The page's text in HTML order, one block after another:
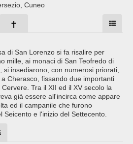
Cuneo
di San Lorenzo si fa risalire per
mille, ai monaci di San Teofredo di
si insediarono, con numerosi priorati,
Cherasco, fissando due importanti
Tra il XII ed il XV secolo la
già essere all'incirca come appare
ed il campanile che furono
Seicento e l'inizio del Settecento.